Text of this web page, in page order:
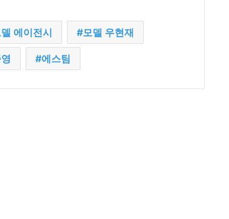
델 에이전시 모델 우현재
에스팀